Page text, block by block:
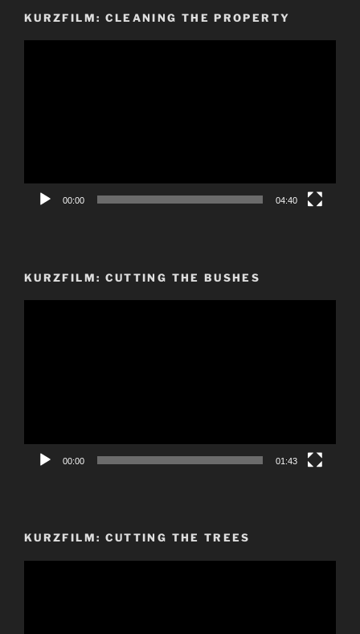
KURZFILM: CLEANING THE PROPERTY
00:00 04:40
KURZFILM: CUTTING THE BUSHES
00:00 01:43
KURZFILM: CUTTING THE TREES